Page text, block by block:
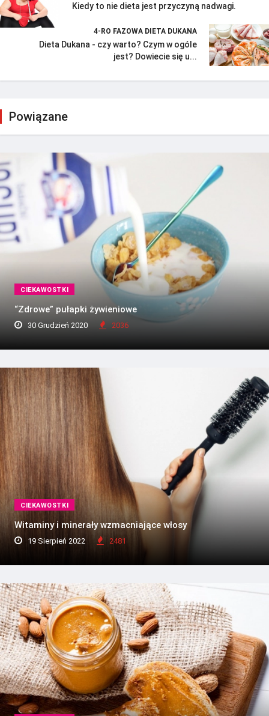
Kiedy to nie dieta jest przyczyną nadwagi.
4-RO FAZOWA DIETA DUKANA
Dieta Dukana - czy warto? Czym w ogóle
jest? Dowiecie się u...
Powiązane
CIEKAWOSTKI
“Zdrowe” pułapki żywieniowe
30 Grudzień 2020 2036
CIEKAWOSTKI
Witaminy i minerały wzmacniające włosy
19 Sierpień 2022 2481